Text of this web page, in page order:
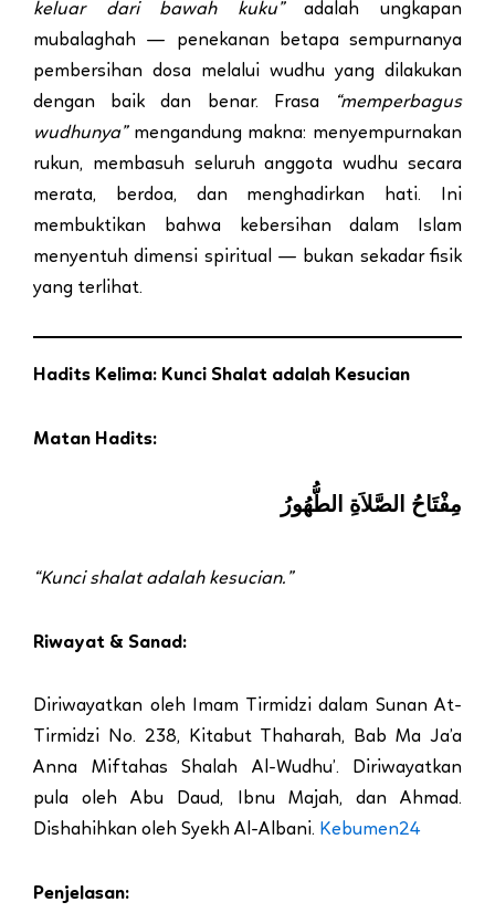
keluar dari bawah kuku”adalah ungkapan
mubalaghah — penekanan betapa sempurnanya
pembersihan dosa melalui wudhu yang dilakukan
dengan baik dan benar. Frasa
“memperbagus
wudhunya”mengandung makna: menyempurnakan
rukun, membasuh seluruh anggota wudhu secara
merata, berdoa, dan menghadirkan hati. Ini
membuktikan bahwa kebersihan dalam Islam
menyentuh dimensi spiritual — bukan sekadar fisik
yang terlihat.
Hadits Kelima: Kunci Shalat adalah Kesucian
Matan Hadits:
مِفْتَاحُ الصَّلاَةِ الطُّهُورُ
“Kunci shalat adalah kesucian.”
Riwayat & Sanad:
Diriwayatkan oleh Imam Tirmidzi dalam Sunan At-
Tirmidzi No. 238, Kitabut Thaharah, Bab Ma Ja’a
Anna Miftahas Shalah Al-Wudhu’. Diriwayatkan
pula oleh Abu Daud, Ibnu Majah, dan Ahmad.
Dishahihkan oleh Syekh Al-Albani. Kebumen24
Penjelasan: